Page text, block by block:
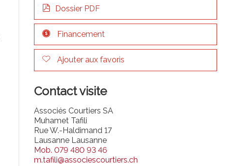
Dossier PDF
Financement
Ajouter aux favoris
Contact visite
Associés Courtiers SA
Muhamet Tafili
Rue W.-Haldimand 17
Lausanne Lausanne
Mob. 079 480 93 46
m.tafili@associescourtiers.ch